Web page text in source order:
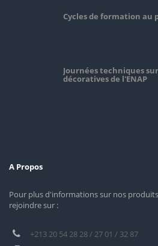
Cycles de formation au
Journées techniques
décoratives de l'ENAP
A Propos
Pour plus d'informations sur nos
rejoindre sur :
+213 20 54 28 28 / 27 01 / 32 87